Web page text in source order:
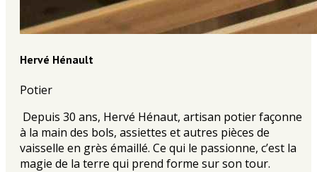
Hervé Hénault
Potier
Depuis 30 ans, Hervé Hénaut, artisan potier façonne
à la main des bols, assiettes et autres pièces de
vaisselle en grès émaillé. Ce qui le passionne, c’est la
magie de la terre qui prend forme sur son tour.